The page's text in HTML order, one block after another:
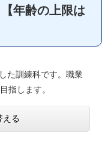
年齢の上限は
た訓練科です。職業
指します。
える